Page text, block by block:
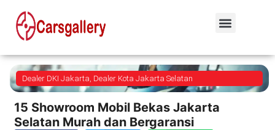
Dealer DKI Jakarta, Dealer Kota Jakarta Selatan
15 Showroom Mobil Bekas Jakarta
Selatan Murah dan Bergaransi